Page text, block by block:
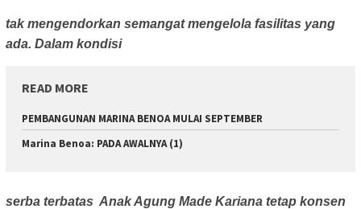
tak mengendorkan semangat mengelola fasilitas yang
ada. Dalam kondisi
READ MORE
PEMBANGUNAN MARINA BENOA MULAI SEPTEMBER
Marina Benoa: PADA AWALNYA (1)
serba terbatas Anak Agung Made Kariana tetap konsen